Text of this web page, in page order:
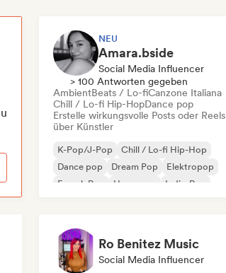
NEU
Amara.bside
Social Media Influencer
> 100 Antworten gegeben
AmbientBeats / Lo-fiCanzone Italiana
Chill / Lo-fi Hip-HopDance pop
Erstelle wirkungsvolle Posts oder Reels
über Künstler
K-Pop/J-Pop
Chill / Lo-fi Hip-Hop
Dance pop
Dream Pop
Elektropop
French Pop
Hyperpop Indie-Pop
Ro Benitez Music
Social Media Influencer